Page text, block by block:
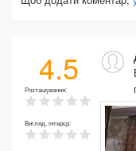
4.5
Розташування:
Вигляд, інтерєр: